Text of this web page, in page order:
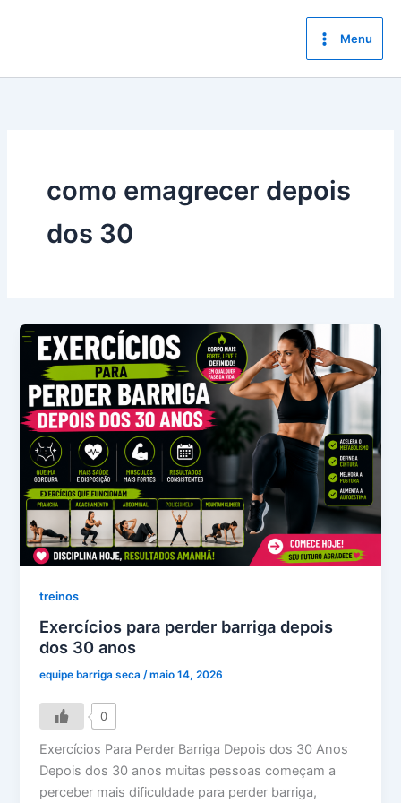
conteúdo
Menu
como emagrecer depois
dos 30
treinos
Exercícios para perder barriga depois
dos 30 anos
equipe barriga seca/maio 14, 2026
0
Exercícios Para Perder Barriga Depois dos 30 Anos
Depois dos 30 anos muitas pessoas começam a
perceber mais dificuldade para perder barriga,